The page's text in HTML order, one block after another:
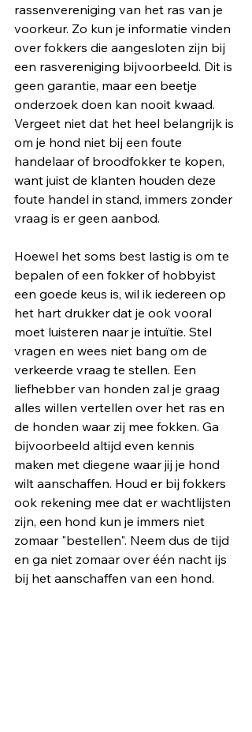
rassenvereniging van het ras van je
voorkeur. Zo kun je informatie vinden
over fokkers die aangesloten zijn bij
een rasvereniging bijvoorbeeld. Dit is
geen garantie, maar een beetje
onderzoek doen kan nooit kwaad.
Vergeet niet dat het heel belangrijk is
om je hond niet bij een foute
handelaar of broodfokker te kopen,
want juist de klanten houden deze
foute handel in stand, immers zonder
vraag is er geen aanbod.
Hoewel het soms best lastig is om te
bepalen of een fokker of hobbyist
een goede keus is, wil ik iedereen op
het hart drukker dat je ook vooral
moet luisteren naar je intuïtie. Stel
vragen en wees niet bang om de
verkeerde vraag te stellen. Een
liefhebber van honden zal je graag
alles willen vertellen over het ras en
de honden waar zij mee fokken. Ga
bijvoorbeeld altijd even kennis
maken met diegene waar jij je hond
wilt aanschaffen. Houd er bij fokkers
ook rekening mee dat er wachtlijsten
zijn, een hond kun je immers niet
zomaar "bestellen". Neem dus de tijd
en ga niet zomaar over één nacht ijs
bij het aanschaffen van een hond.